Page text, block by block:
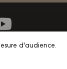
d'audience.